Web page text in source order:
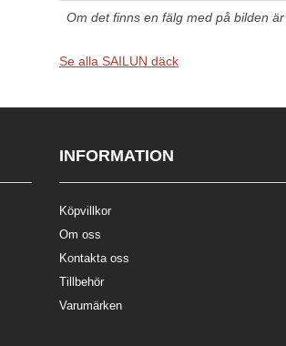
Om det finns en fälg med på bilden
Se alla SAILUN däck
INFORMATION
Köpvillkor
Om oss
Kontakta oss
Tillbehör
Varumärken